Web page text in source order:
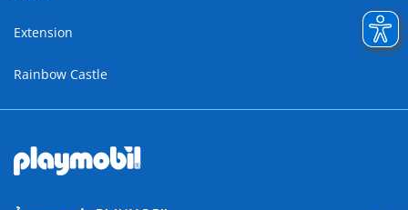
Extension
Rainbow Castle